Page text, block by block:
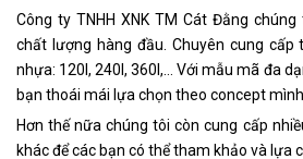
Công ty TNHH XNK TM Cát Đằng
chất lượng hàng đầu. Chuyên cung
nhựa: 120l, 240l, 360l,… Với mẫu mã đa
bạn thoái mái lựa chọn theo concept
Hơn thế nữa chúng tôi còn cung cấp
khác để các bạn có thể tham khảo và lựa